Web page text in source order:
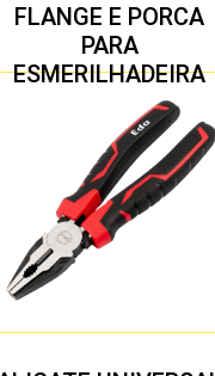
FLANGE E PORCA
PARA
ESMERILHADEIRA
4.1/2″ 20,00 MM